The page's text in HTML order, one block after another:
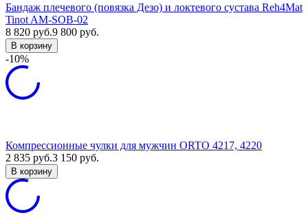
Бандаж плечевого (повязка Дезо) и локтевого сустава Reh4Mat
Tinot AM-SOB-02
8 820 руб.9 800 руб.
В корзину
-10%
Компрессионные чулки для мужчин ORTO 4217, 4220
2 835 руб.3 150 руб.
В корзину